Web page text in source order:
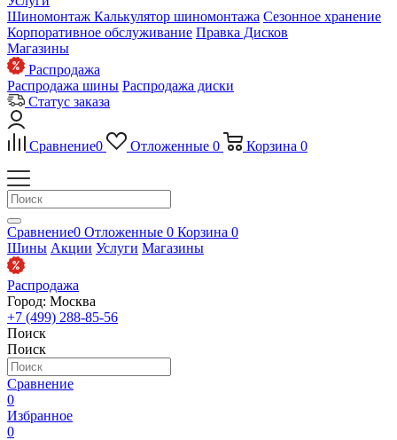
Шиномонтаж Калькулятор шиномонтажа Сезонное хранение
Корпоративное обслуживание Правка Дисков
Магазины
Распродажа
Распродажа шины Распродажа диски
Статус заказа
Сравнение0 Отложенные 0 Корзина 0
Сравнение0 Отложенные 0 Корзина 0
Шины Акции Услуги Магазины
Распродажа
Город: Москва
+7 (499) 288-85-56
Поиск
Поиск
Сравнение
0
Избранное
0